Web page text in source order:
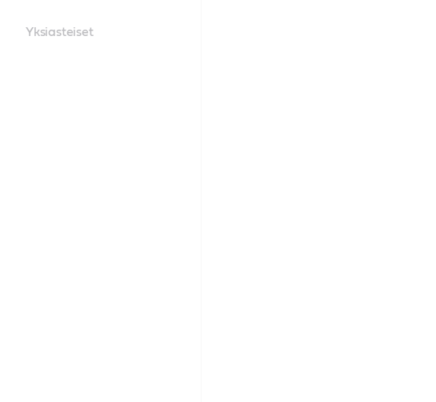
Yksiasteiset